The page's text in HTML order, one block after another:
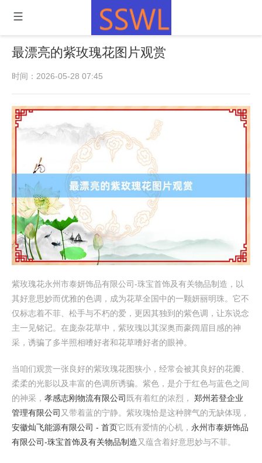
最漂亮的紫玫瑰花图片观赏
时间：2026-05-28 07:45
紫玫瑰花永州市泰妍饰品有限公司-珠宝首饰及有关物品制造，以
其好意思妙而优雅的色调，成为花草全国中的一颗妍丽明珠。它不
仅标志着不菲、松手与不朽的爱，更因其独到的紫色调，让东说念
主一见铭记。在庞杂花草中，紫玫瑰以其深奥而豪阔眉目感的神
采，诱骗了多半照相嗜好者和花草嗜好者的眼神。
当咱们观赏一张良好的紫玫瑰花图狭小，经常会被其良好的花瓣、
柔柔的光影以及丰富的色调所诱骗。紫色，是介于红色与蓝色之间
的神采， 孝感志刚物流有限公司 既有着红的浓烈， 郑州若登企业
管理有限公司 又带着蓝的宁静。紫玫瑰恰是这种脾气的无缺体现，
安徽灿飞能源有限公司 - 首页它既有爱情的心机， 永州市泰妍饰品
有限公司-珠宝首饰及有关物品制造又蕴含着好意思妙与不菲。